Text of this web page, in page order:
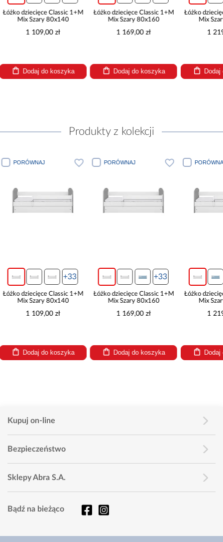
Classic 1+M
80x140
koszyka
Łóżko dziecięce Classic 1+M
Mix Szary 80x160
Dodaj do koszyka
Łóżko dziecięce Classic 1+M
Mix Szary 80x180
Dodaj do koszyka
Produkty z kolekcji
+33
Classic 1+M
80x140
koszyka
PORÓWNAJ
+33
Łóżko dziecięce Classic 1+M
Mix Szary 80x160
Dodaj do koszyka
PORÓWNAJ
+33
Łóżko dziecięce Classic 1+M
Mix Szary 80x180
Dodaj do koszyka
Kupuj on-line
Bezpieczeństwo
Sklepy Abra S.A.
Bądź na bieżąco